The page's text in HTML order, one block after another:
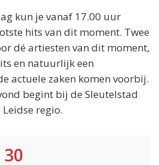
kun je vanaf 17.00 uur
hits van dit moment. Twee
dé artiesten van dit moment,
en natuurlijk een
actuele zaken komen voorbij.
begint bij de Sleutelstad
regio.